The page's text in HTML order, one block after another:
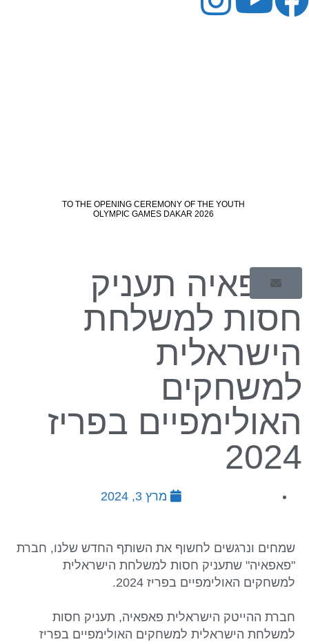
פאפאיה תעניק
חסות למשלחת
הישראלית
למשחקים
האולימפיים בפריז
2024
מרץ 3, 2024
שמחים ונרגשים לחשוף את השותף החדש שלנו, חברת
"פאפאיה" שתעניק חסות למשלחת הישראלית
למשחקים האולימפיים בפריז 2024.
חברת ההייטק הישראלית פאפאיה, תעניק חסות
למשלחת הישראלית למשחקים האולימפיים בפריז